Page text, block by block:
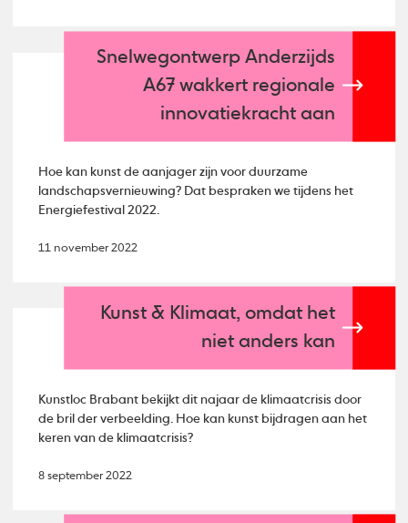
Snelwegontwerp Anderzijds
A67 wakkert regionale
innovatiekracht aan
Hoe kan kunst de aanjager zijn voor duurzame
landschapsvernieuwing? Dat bespraken we tijdens het
Energiefestival 2022.
11 november 2022
Kunst & Klimaat, omdat het
niet anders kan
Kunstloc Brabant bekijkt dit najaar de klimaatcrisis door
de bril der verbeelding. Hoe kan kunst bijdragen aan het
keren van de klimaatcrisis?
8 september 2022